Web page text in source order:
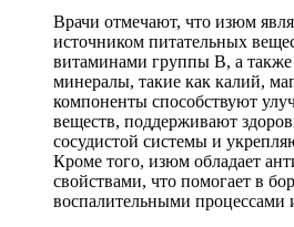
Врачи отмечают, что изюм
источником питательных
витаминами группы B, а
минералы, такие как калий,
компоненты способствуют
веществ, поддерживают
сосудистой системы и
Кроме того, изюм обладает
свойствами, что помогает в
воспалительными процессами